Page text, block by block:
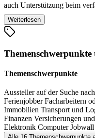
auch Unterstützung beim
kostenlosen
Karrieremesse
zusammen bringt.
Weiterlesen
Themenschwerpunkte
Aussteller auf der Suche
FerienjobberFacharbeitern
Immobilien Transport und
Finanzen Versicherungen
Elektronik ComputerJobwall